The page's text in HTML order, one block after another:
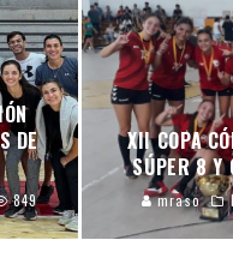
DE
849
XII COPA
SÚPER 8 Y
mraso